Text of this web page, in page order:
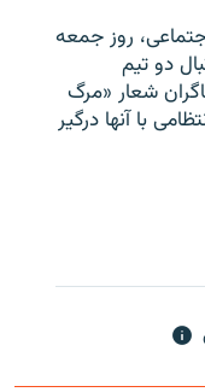
روز جمعه
دو تیم
شعار «مرگ
با آنها درگیر